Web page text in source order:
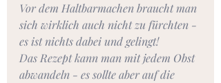
Vor dem Haltbarmachen braucht man
sich wirklich auch nicht zu fürchten -
es ist nichts dabei und gelingt!
Das Rezept kann man mit jedem Obst
abwandeln - es sollte aber auf die